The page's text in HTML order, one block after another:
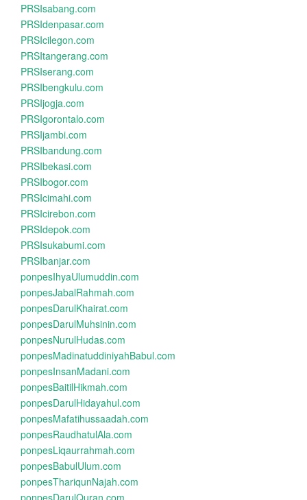
PRSIsabang.com
PRSIdenpasar.com
PRSIcilegon.com
PRSItangerang.com
PRSIserang.com
PRSIbengkulu.com
PRSIjogja.com
PRSIgorontalo.com
PRSIjambi.com
PRSIbandung.com
PRSIbekasi.com
PRSIbogor.com
PRSIcimahi.com
PRSIcirebon.com
PRSIdepok.com
PRSIsukabumi.com
PRSIbanjar.com
ponpesIhyaUlumuddin.com
ponpesJabalRahmah.com
ponpesDarulKhairat.com
ponpesDarulMuhsinin.com
ponpesNurulHudas.com
ponpesMadinatuddiniyahBabul.com
ponpesInsanMadani.com
ponpesBaitilHikmah.com
ponpesDarulHidayahul.com
ponpesMafatihussaadah.com
ponpesRaudhatulAla.com
ponpesLiqaurrahmah.com
ponpesBabulUlum.com
ponpesThariqunNajah.com
ponpesDarulQuran.com